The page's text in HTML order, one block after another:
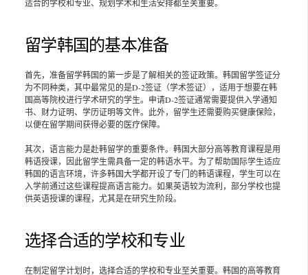
适合的学校和专业、规划学术和生活安排都至关重要。
留学韩国的基本准备
首先，准备留学韩国的第一步是了解相关的签证政策。韩国留学签证分
为不同种类，其中最常见的是D-2签证（学术签证），适用于想要在韩
国高等院校进行学术研究的学生。申请D-2签证通常需要提供入学通知
书、财力证明、学历证明等文件。此外，留学生还需要购买健康保险，
以便在留学期间获得必要的医疗保障。
其次，语言能力是赴韩留学的重要条件。韩国大部分高等教育课程是用
韩语授课，因此留学生需具备一定的韩语水平。为了帮助国际学生适应
韩国的语言环境，许多韩国大学都开设了专门的韩语课程，学生可以在
入学前通过这些课程提高语言能力。如果英语较为流利，部分学校也提
供英语授课的课程，尤其是在研究生阶段。
选择合适的学校和专业
在制定留学计划时，选择合适的学校和专业至关重要。韩国的高等教育